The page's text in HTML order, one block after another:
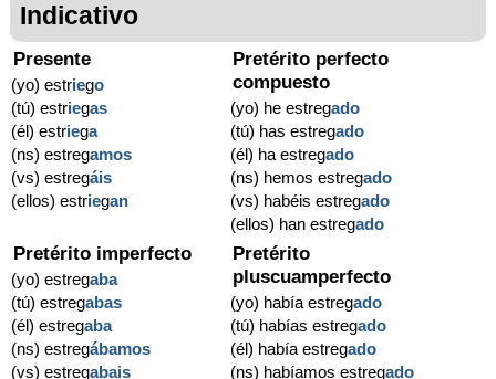
Indicativo
Presente
(yo) estriego
(tú) estriegas
(él) estriega
(ns) estregamos
(vs) estregáis
(ellos) estriegan
Pretérito perfecto
compuesto
(yo) he estregado
(tú) has estregado
(él) ha estregado
(ns) hemos estregado
(vs) habéis estregado
(ellos) han estregado
Pretérito imperfecto
(yo) estregaba
(tú) estregabas
(él) estregaba
(ns) estregábamos
(vs) estregabais
Pretérito
pluscuamperfecto
(yo) había estregado
(tú) habías estregado
(él) había estregado
(ns) habíamos estregado